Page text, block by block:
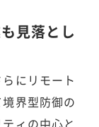
見落とし
にリモート
界型防御の
ィの中心と